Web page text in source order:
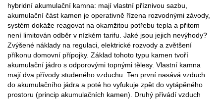
hybridní akumulační kamna: mají vlastní příznivou sazbu,
akumulační část kamen je operativně řízena rozvodnými závody,
systém dokáže reagovat na okamžitou potřebu tepla a přitom
není limitován odběr v nízkém tarifu. Jaké jsou jejich nevýhody?
Zvýšené náklady na regulaci, elektrické rozvody a zvětšení
příkonu domovní přípojky. Základ tohoto typu kamen tvoří
akumulační jádro s odporovými topnými tělesy. Vlastní kamna
mají dva přívody studeného vzduchu. Ten první nasává vzduch
do akumulačního jádra a poté ho vyfukuje zpět do vytápěného
prostoru (princip akumulačních kamen). Druhý přivádí vzduch